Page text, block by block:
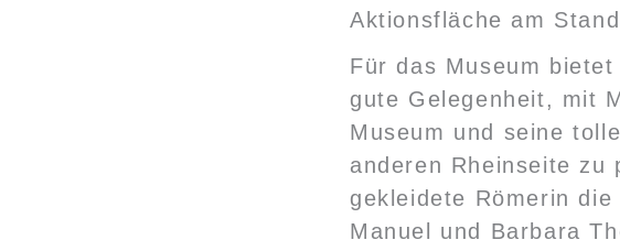
Aktionsfläche am
Für das Museum
gute Gelegenheit, mit
Museum und seine
anderen Rheinseite
gekleidete Römerin
Manuel und Barbara